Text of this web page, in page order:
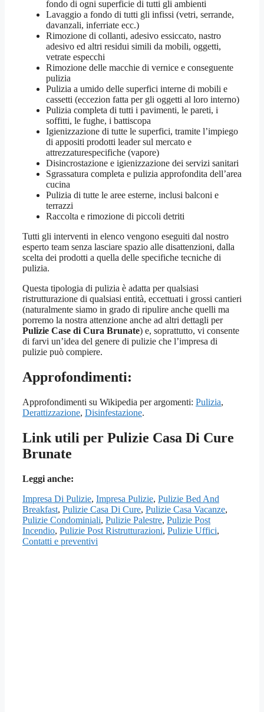
fondo di ogni superficie di tutti gli ambienti
Lavaggio a fondo di tutti gli infissi (vetri, serrande,
davanzali, inferriate ecc.)
Rimozione di collanti, adesivo essiccato, nastro
adesivo ed altri residui simili da mobili, oggetti,
vetrate especchi
Rimozione delle macchie di vernice e conseguente
pulizia
Pulizia a umido delle superfici interne di mobili e
cassetti (eccezion fatta per gli oggetti al loro interno)
Pulizia completa di tutti i pavimenti, le pareti, i
soffitti, le fughe, i battiscopa
Igienizzazione di tutte le superfici, tramite l’impiego
di appositi prodotti leader sul mercato e
attrezzaturespecifiche (vapore)
Disincrostazione e igienizzazione dei servizi sanitari
Sgrassatura completa e pulizia approfondita dell’area
cucina
Pulizia di tutte le aree esterne, inclusi balconi e
terrazzi
Raccolta e rimozione di piccoli detriti
Tutti gli interventi in elenco vengono eseguiti dal nostro
esperto team senza lasciare spazio alle disattenzioni, dalla
scelta dei prodotti a quella delle specifiche tecniche di
pulizia.
Questa tipologia di pulizia è adatta per qualsiasi
ristrutturazione di qualsiasi entità, eccettuati i grossi cantieri
(naturalmente siamo in grado di ripulire anche quelli ma
porremo la nostra attenzione anche ad altri dettagli per
Pulizie Case di Cura Brunate) e, soprattutto, vi consente
di farvi un’idea del genere di pulizie che l’impresa di
pulizie può compiere.
Approfondimenti:
Approfondimenti su Wikipedia per argomenti: Pulizia,
Derattizzazione, Disinfestazione.
Link utili per Pulizie Casa Di Cure
Brunate
Leggi anche:
Impresa Di Pulizie, Impresa Pulizie, Pulizie Bed And
Breakfast, Pulizie Casa Di Cure, Pulizie Casa Vacanze,
Pulizie Condominiali, Pulizie Palestre, Pulizie Post
Incendio, Pulizie Post Ristrutturazioni, Pulizie Uffici,
Contatti e preventivi